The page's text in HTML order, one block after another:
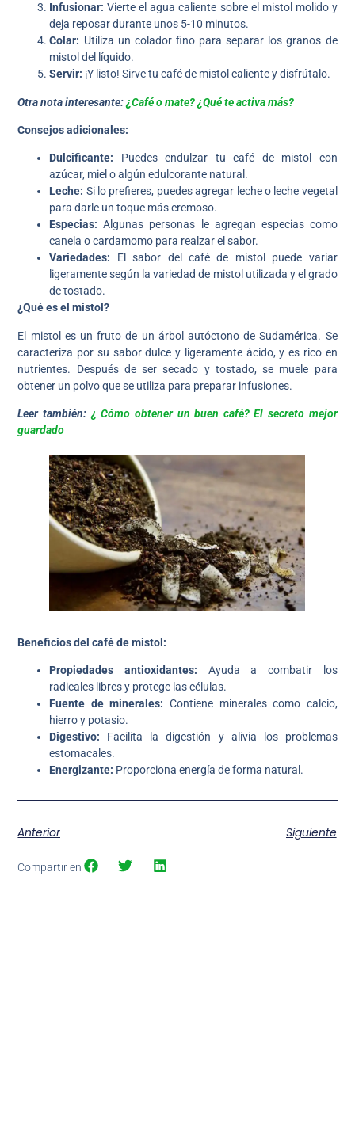
Infusionar: Vierte el agua caliente sobre el mistol molido y
deja reposar durante unos 5-10 minutos.
Colar: Utiliza un colador fino para separar los granos de
mistol del líquido.
Servir: ¡Y listo! Sirve tu café de mistol caliente y disfrútalo.
Otra nota interesante:¿Café o mate? ¿Qué te activa más?
Consejos adicionales:
Dulcificante: Puedes endulzar tu café de mistol con
azúcar, miel o algún edulcorante natural.
Leche: Si lo prefieres, puedes agregar leche o leche vegetal
para darle un toque más cremoso.
Especias: Algunas personas le agregan especias como
canela o cardamomo para realzar el sabor.
Variedades: El sabor del café de mistol puede variar
ligeramente según la variedad de mistol utilizada y el grado
de tostado.
¿Qué es el mistol?
El mistol es un fruto de un árbol autóctono de Sudamérica. Se
caracteriza por su sabor dulce y ligeramente ácido, y es rico en
nutrientes. Después de ser secado y tostado, se muele para
obtener un polvo que se utiliza para preparar infusiones.
Leer también: ¿ Cómo obtener un buen café? El secreto mejor
guardado
Beneficios del café de mistol:
Propiedades antioxidantes: Ayuda a combatir los
radicales libres y protege las células.
Fuente de minerales: Contiene minerales como calcio,
hierro y potasio.
Digestivo: Facilita la digestión y alivia los problemas
estomacales.
Energizante: Proporciona energía de forma natural.
Anterior Siguiente
Compartir en